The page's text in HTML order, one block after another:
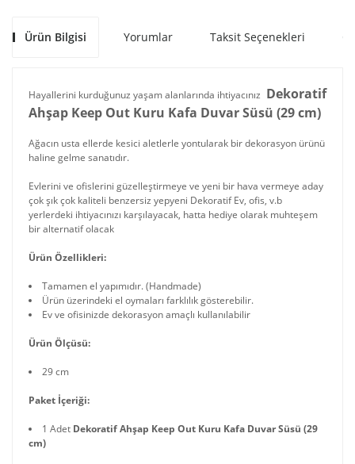
Ürün Bilgisi Yorumlar Taksit Seçenekleri
Hayallerini kurduğunuz yaşam alanlarında ihtiyacınız Dekoratif
Ahşap Keep Out Kuru Kafa Duvar Süsü (29 cm)
Ağacın usta ellerde kesici aletlerle yontularak bir dekorasyon ürünü
haline gelme sanatıdır.
Evlerini ve ofislerini güzelleştirmeye ve yeni bir hava vermeye aday
çok şık çok kaliteli benzersiz yepyeni Dekoratif Ev, ofis, v.b
yerlerdeki ihtiyacınızı karşılayacak, hatta hediye olarak muhteşem
bir alternatif olacak
Ürün Özellikleri:
Tamamen el yapımıdır. (Handmade)
Ürün üzerindeki el oymaları farklılık gösterebilir.
Ev ve ofisinizde dekorasyon amaçlı kullanılabilir
Ürün Ölçüsü:
29 cm
Paket İçeriği:
1 Adet Dekoratif Ahşap Keep Out Kuru Kafa Duvar Süsü (29
cm)